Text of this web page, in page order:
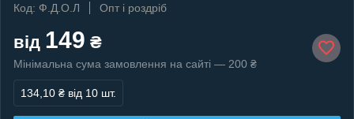
Код: Ф.Д.О.Л
Опт і роздріб
від 149 ₴
Мінімальна сума замовлення на сайті — 200 ₴
134,10 ₴ від 10 шт.